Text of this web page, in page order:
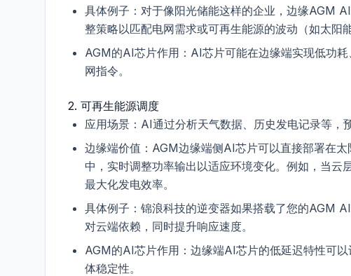
具体例子 ：对于像阳光储能这样的企业，边缘AGM
整策略以匹配电网需求或可再生能源的波动（如太阳
AGM的AI芯片作用 ：AI芯片可能在边缘端实现低功
网指令。
2. 可再生能源调度
应用场景 ：AI通过分析天气数据、历史发电记录等，
边缘端价值 ：AGM边缘端侧AI芯片可以直接部署在
中，实时调整功率输出以适应环境变化。例如，当云
最大化发电效率。
具体例子 ：锦浪科技的逆变器如果搭载了您的AGM
对云端依赖，同时提升响应速度。
AGM的AI芯片作用 ：边缘端AI芯片的低延迟特性可
体稳定性。